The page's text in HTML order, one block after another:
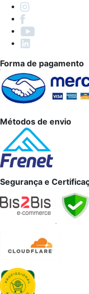
Forma de pagamento
Métodos de envio
Segurança e